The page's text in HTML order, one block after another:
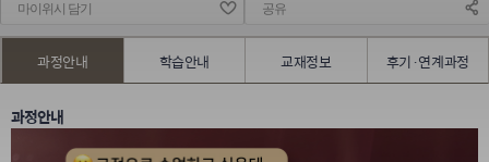
마이위시 담기 공유
과정안내 학습안내 교재정보 후기·연계과정
과정안내